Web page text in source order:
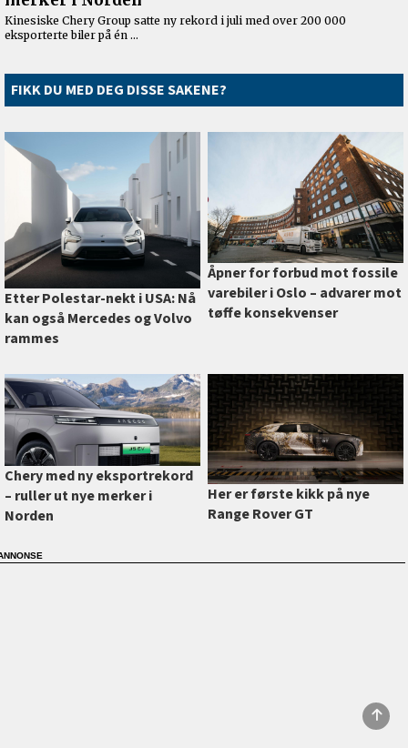
FIKK DU MED DEG DISSE SAKENE?
Etter Polestar-nekt i USA: Nå
kan også Mercedes og Volvo
rammes
Åpner for forbud mot fossile
varebiler i Oslo –⁠ advarer mot
tøffe konsekvenser
Chery med ny eksportrekord
–⁠ ruller ut nye merker i
Norden
Her er første kikk på nye
Range Rover GT